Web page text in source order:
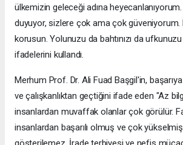
ülkemizin geleceği adına
duyuyor, sizlere çok ama çok güveniyorum.
korusun. Yolunuzu da bahtınızı da
ifadelerini kullandı.
Merhum Prof. Dr. Ali Fuad Başgil'in,
ve çalışkanlıktan geçtiğini ifade eden "Az
insanlardan muvaffak olanlar çok görülür.
insanlardan başarılı olmuş ve çok